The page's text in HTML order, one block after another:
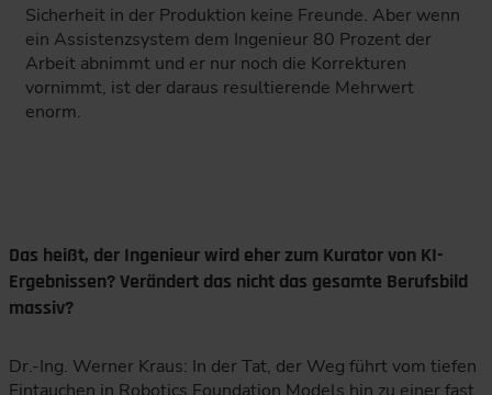
Sicherheit in der Produktion keine Freunde. Aber wenn
ein Assistenzsystem dem Ingenieur 80 Prozent der
Arbeit abnimmt und er nur noch die Korrekturen
vornimmt, ist der daraus resultierende Mehrwert
enorm.
Das heißt, der Ingenieur wird eher zum Kurator von KI-
Ergebnissen? Verändert das nicht das gesamte Berufsbild
massiv?
Dr.-Ing. Werner Kraus: In der Tat, der Weg führt vom tiefen